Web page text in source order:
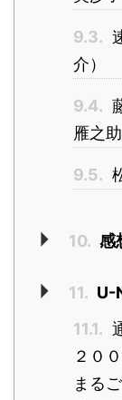
9.3.
介）
9.4.
雁之助
9.5.
10. 感
11. U-
11.1.
２０
まる